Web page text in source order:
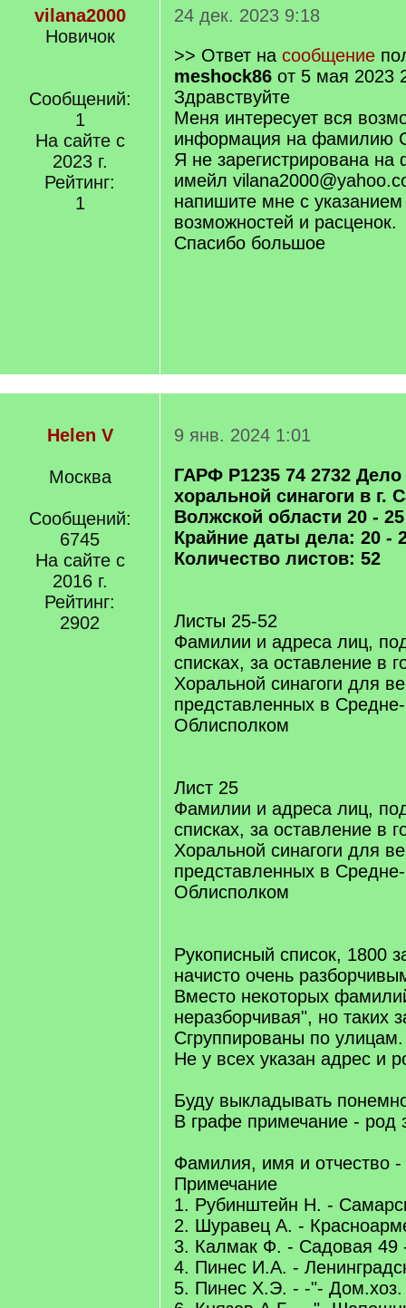
vilana2000
Новичок
Сообщений:
1
На сайте с
2023 г.
Рейтинг:
1
24 дек. 2023 9:18
>> Ответ на сообщение
meshock86 от 5 мая 2023
Здравствуйте
Меня интересует вся
информация на фамилию
Я не зарегистрирована
имейл
напишите мне с
возможностей и расценок.
Спасибо большое
Helen V
Москва
Сообщений:
6745
На сайте с
2016 г.
Рейтинг:
2902
9 янв. 2024 1:01
ГАРФ Р1235 74 2732
хоральной синагоги в г.
Волжской области 20 -
Крайние даты дела: 20 -
Количество листов: 52
Листы 25-52
Фамилии и адреса лиц,
списках, за оставление в
Хоральной синагоги для
представленных в
Облисполком
Лист 25
Фамилии и адреса лиц,
списках, за оставление в
Хоральной синагоги для
представленных в
Облисполком
Рукописный список, 1800
начисто очень
Вместо некоторых
неразборчивая", но таких
Сгруппированы по улицам.
Не у всех указан адрес и
Буду выкладывать
В графе примечание - род
Фамилия, имя и отчество
Примечание
1. Рубинштейн Н. -
2. Шуравец А. -
3. Калмак Ф. - Садовая
4. Пинес И.А. -
5. Пинес Х.Э. - -"- Дом.хоз.